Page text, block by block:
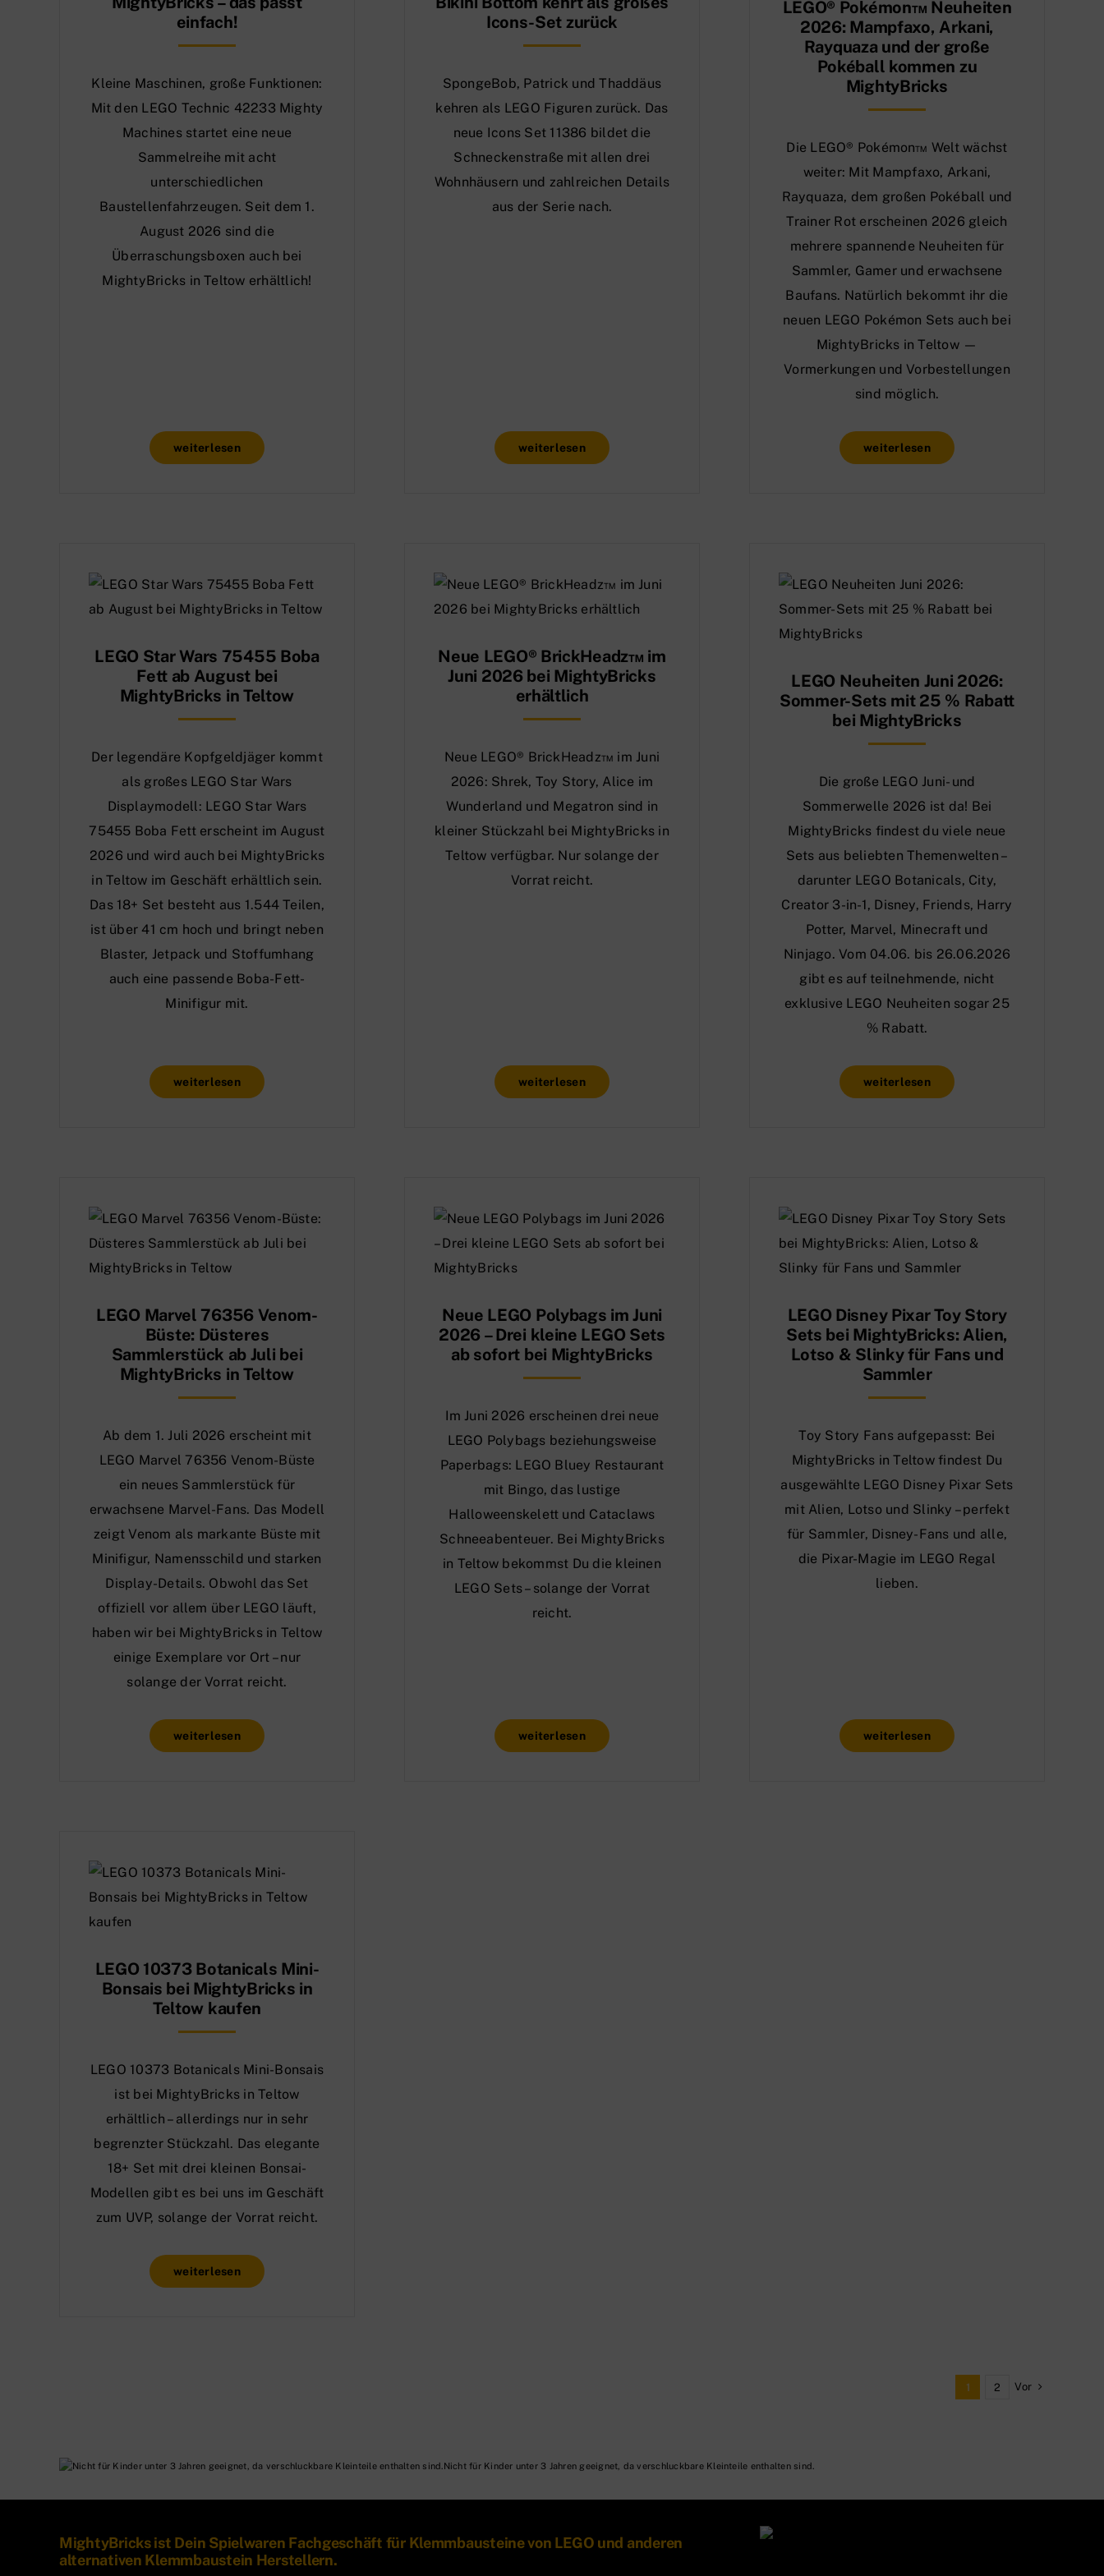
einfach!
Kleine Maschinen, große Funktionen:
Mit den LEGO Technic 42233 Mighty
Machines startet eine neue
Sammelreihe mit acht
unterschiedlichen
Baustellenfahrzeugen. Seit dem 1.
August 2026 sind die
Überraschungsboxen auch bei
MightyBricks in Teltow erhältlich!
weiterlesen
Icons-Set zurück
SpongeBob, Patrick und Thaddäus
kehren als LEGO Figuren zurück. Das
neue Icons Set 11386 bildet die
Schneckenstraße mit allen drei
Wohnhäusern und zahlreichen Details
aus der Serie nach.
weiterlesen
LEGO® Pokémon™ Neuheiten
2026: Mampfaxo, Arkani,
Rayquaza und der große
Pokéball kommen zu
MightyBricks
Die LEGO® Pokémon™ Welt wächst
weiter: Mit Mampfaxo, Arkani,
Rayquaza, dem großen Pokéball und
Trainer Rot erscheinen 2026 gleich
mehrere spannende Neuheiten für
Sammler, Gamer und erwachsene
Baufans. Natürlich bekommt ihr die
neuen LEGO Pokémon Sets auch bei
MightyBricks in Teltow —
Vormerkungen und Vorbestellungen
sind möglich.
weiterlesen
LEGO Star Wars 75455 Boba
Fett ab August bei
MightyBricks in Teltow
Der legendäre Kopfgeldjäger kommt
als großes LEGO Star Wars
Displaymodell: LEGO Star Wars
75455 Boba Fett erscheint im August
2026 und wird auch bei MightyBricks
in Teltow im Geschäft erhältlich sein.
Das 18+ Set besteht aus 1.544 Teilen,
ist über 41 cm hoch und bringt neben
Blaster, Jetpack und Stoffumhang
auch eine passende Boba-Fett-
Minifigur mit.
weiterlesen
Neue LEGO® BrickHeadz™ im
Juni 2026 bei MightyBricks
erhältlich
Neue LEGO® BrickHeadz™ im Juni
2026: Shrek, Toy Story, Alice im
Wunderland und Megatron sind in
kleiner Stückzahl bei MightyBricks in
Teltow verfügbar. Nur solange der
Vorrat reicht.
weiterlesen
LEGO Neuheiten Juni 2026:
Sommer-Sets mit 25 % Rabatt
bei MightyBricks
Die große LEGO Juni- und
Sommerwelle 2026 ist da! Bei
MightyBricks findest du viele neue
Sets aus beliebten Themenwelten –
darunter LEGO Botanicals, City,
Creator 3-in-1, Disney, Friends, Harry
Potter, Marvel, Minecraft und
Ninjago. Vom 04.06. bis 26.06.2026
gibt es auf teilnehmende, nicht
exklusive LEGO Neuheiten sogar 25
% Rabatt.
weiterlesen
LEGO Marvel 76356 Venom-
Büste: Düsteres
Sammlerstück ab Juli bei
MightyBricks in Teltow
Ab dem 1. Juli 2026 erscheint mit
LEGO Marvel 76356 Venom-Büste
ein neues Sammlerstück für
erwachsene Marvel-Fans. Das Modell
zeigt Venom als markante Büste mit
Minifigur, Namensschild und starken
Display-Details. Obwohl das Set
offiziell vor allem über LEGO läuft,
haben wir bei MightyBricks in Teltow
einige Exemplare vor Ort – nur
solange der Vorrat reicht.
weiterlesen
Neue LEGO Polybags im Juni
2026 – Drei kleine LEGO Sets
ab sofort bei MightyBricks
Im Juni 2026 erscheinen drei neue
LEGO Polybags beziehungsweise
Paperbags: LEGO Bluey Restaurant
mit Bingo, das lustige
Halloweenskelett und Cataclaws
Schneeabenteuer. Bei MightyBricks
in Teltow bekommst Du die kleinen
LEGO Sets – solange der Vorrat
reicht.
weiterlesen
LEGO Disney Pixar Toy Story
Sets bei MightyBricks: Alien,
Lotso & Slinky für Fans und
Sammler
Toy Story Fans aufgepasst: Bei
MightyBricks in Teltow findest Du
ausgewählte LEGO Disney Pixar Sets
mit Alien, Lotso und Slinky – perfekt
für Sammler, Disney-Fans und alle,
die Pixar-Magie im LEGO Regal
lieben.
weiterlesen
LEGO 10373 Botanicals Mini-
Bonsais bei MightyBricks in
Teltow kaufen
LEGO 10373 Botanicals Mini-Bonsais
ist bei MightyBricks in Teltow
erhältlich – allerdings nur in sehr
begrenzter Stückzahl. Das elegante
18+ Set mit drei kleinen Bonsai-
Modellen gibt es bei uns im Geschäft
zum UVP, solange der Vorrat reicht.
weiterlesen
1 2 Vor
Nicht für Kinder unter 3 Jahren geeignet, da verschluckbare Kleinteile enthalten sind.
MightyBricks ist Dein Spielwaren Fachgeschäft für Klemmbausteine von LEGO und anderen
alternativen Klemmbaustein Herstellern.